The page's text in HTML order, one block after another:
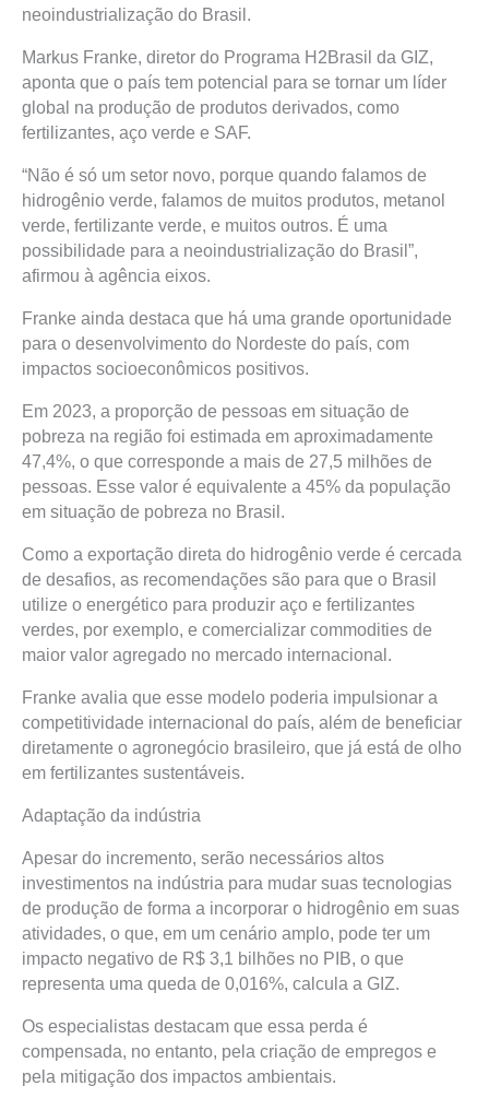
neoindustrialização do Brasil.
Markus Franke, diretor do Programa H2Brasil da GIZ,
aponta que o país tem potencial para se tornar um líder
global na produção de produtos derivados, como
fertilizantes, aço verde e SAF.
“Não é só um setor novo, porque quando falamos de
hidrogênio verde, falamos de muitos produtos, metanol
verde, fertilizante verde, e muitos outros. É uma
possibilidade para a neoindustrialização do Brasil”,
afirmou à agência eixos.
Franke ainda destaca que há uma grande oportunidade
para o desenvolvimento do Nordeste do país, com
impactos socioeconômicos positivos.
Em 2023, a proporção de pessoas em situação de
pobreza na região foi estimada em aproximadamente
47,4%, o que corresponde a mais de 27,5 milhões de
pessoas. Esse valor é equivalente a 45% da população
em situação de pobreza no Brasil.
Como a exportação direta do hidrogênio verde é cercada
de desafios, as recomendações são para que o Brasil
utilize o energético para produzir aço e fertilizantes
verdes, por exemplo, e comercializar commodities de
maior valor agregado no mercado internacional.
Franke avalia que esse modelo poderia impulsionar a
competitividade internacional do país, além de beneficiar
diretamente o agronegócio brasileiro, que já está de olho
em fertilizantes sustentáveis.
Adaptação da indústria
Apesar do incremento, serão necessários altos
investimentos na indústria para mudar suas tecnologias
de produção de forma a incorporar o hidrogênio em suas
atividades, o que, em um cenário amplo, pode ter um
impacto negativo de R$ 3,1 bilhões no PIB, o que
representa uma queda de 0,016%, calcula a GIZ.
Os especialistas destacam que essa perda é
compensada, no entanto, pela criação de empregos e
pela mitigação dos impactos ambientais.